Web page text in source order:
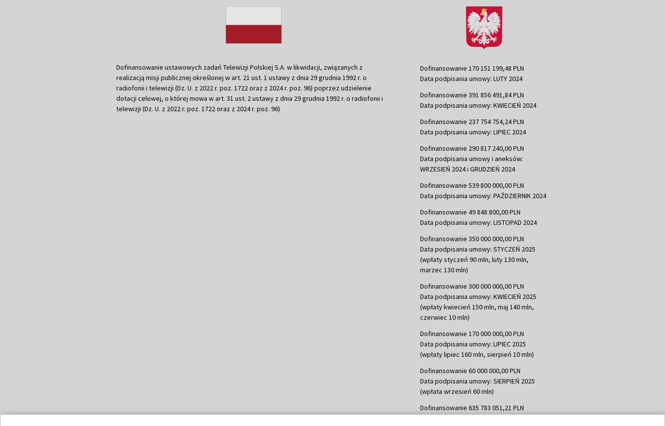
Dofinansowanie ustawowych zadań Telewizji Polskiej S.A. w likwidacji, związanych z
realizacją misji publicznej określonej w art. 21 ust. 1 ustawy z dnia 29 grudnia 1992 r. o
radiofonii i telewizji (Dz. U. z 2022 r. poz. 1722 oraz z 2024 r. poz. 96) poprzez udzielenie
dotacji celowej, o której mowa w art. 31 ust. 2 ustawy z dnia 29 grudnia 1992 r. o radiofonii i
telewizji (Dz. U. z 2022 r. poz. 1722 oraz z 2024 r. poz. 96)
Dofinansowanie 170 151 199,48 PLN
Data podpisania umowy: LUTY 2024
Dofinansowanie 391 856 491,84 PLN
Data podpisania umowy: KWIECIEŃ 2024
Dofinansowanie 237 754 754,24 PLN
Data podpisania umowy: LIPIEC 2024
Dofinansowanie 290 817 240,00 PLN
Data podpisania umowy i aneksów:
WRZESIEŃ 2024 i GRUDZIEŃ 2024
Dofinansowanie 539 800 000,00 PLN
Data podpisania umowy: PAŹDZIERNIK 2024
Dofinansowanie 49 848 800,00 PLN
Data podpisania umowy: LISTOPAD 2024
Dofinansowanie 350 000 000,00 PLN
Data podpisania umowy: STYCZEŃ 2025
(wpłaty styczeń 90 mln, luty 130 mln,
marzec 130 mln)
Dofinansowanie 300 000 000,00 PLN
Data podpisania umowy: KWIECIEŃ 2025
(wpłaty kwiecień 150 mln, maj 140 mln,
czerwiec 10 mln)
Dofinansowanie 170 000 000,00 PLN
Data podpisania umowy: LIPIEC 2025
(wpłaty lipiec 160 mln, sierpień 10 mln)
Dofinansowanie 60 000 000,00 PLN
Data podpisania umowy: SIERPIEŃ 2025
(wpłata wrzesień 60 mln)
Dofinansowanie 635 783 051,21 PLN